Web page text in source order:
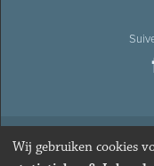
Wij gebruiken cookies